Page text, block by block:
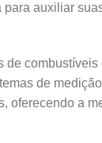
auxiliar
de
oferecendo a